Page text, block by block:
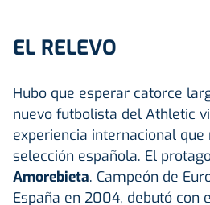
EL RELEVO
Hubo que esperar catorce
nuevo futbolista del Athletic
experiencia internacional
selección española. El
Amorebieta. Campeón de
España en 2004, debutó con